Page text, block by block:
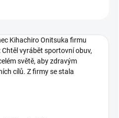
Kihachiro Onitsuka firmu
vyrábět sportovní obuv,
světě, aby zdravým
cílů. Z firmy se stala